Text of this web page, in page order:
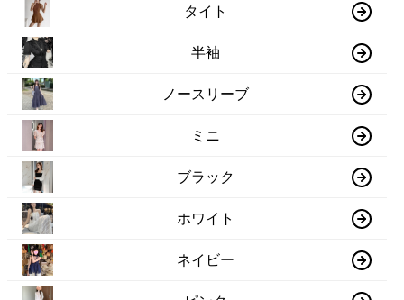
タイト
半袖
ノースリーブ
ミニ
ブラック
ホワイト
ネイビー